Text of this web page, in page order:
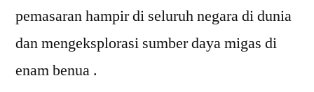
pemasaran hampir di seluruh negara di dunia
dan mengeksplorasi sumber daya migas di
enam benua .